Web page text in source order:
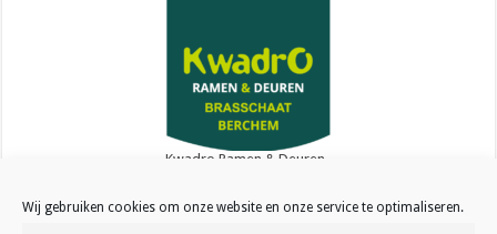
Wij gebruiken cookies om onze website en onze service te optimaliseren.
Kwadro Ramen & Deuren